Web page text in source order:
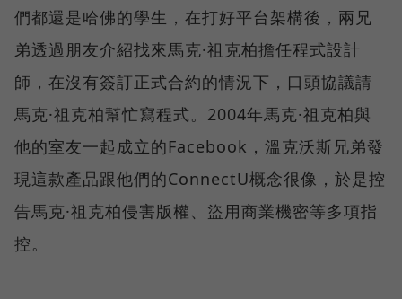
們都還是哈佛的學生，在打好平台架構後，兩兄
弟透過朋友介紹找來馬克·祖克柏擔任程式設計
師，在沒有簽訂正式合約的情況下，口頭協議請
馬克·祖克柏幫忙寫程式。2004年馬克·祖克柏與
他的室友一起成立的Facebook，溫克沃斯兄弟發
現這款產品跟他們的ConnectU概念很像，於是控
告馬克·祖克柏侵害版權、盜用商業機密等多項指
控。